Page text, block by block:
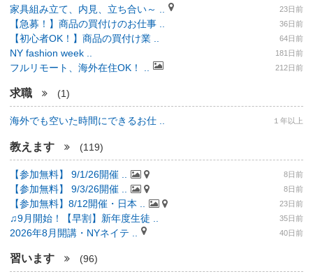
家具組み立て、内見、立ち合い～ .. 23日前
【急募！】商品の買付けのお仕事 .. 36日前
【初心者OK！】商品の買付け業 .. 64日前
NY fashion week .. 181日前
フルリモート、海外在住OK！ .. 212日前
求職 (1)
海外でも空いた時間にできるお仕 .. １年以上
教えます (119)
【参加無料】 9/1/26開催 .. 8日前
【参加無料】 9/3/26開催 .. 8日前
【参加無料】8/12開催・日本 .. 23日前
♫9月開始！【早割】新年度生徒 .. 35日前
2026年8月開講・NYネイテ .. 40日前
習います (96)